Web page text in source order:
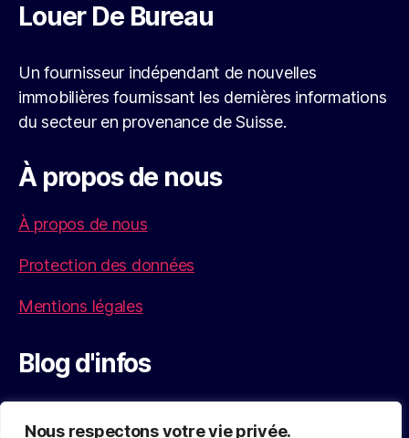
Nous respectons votre vie privée.
Louer De Bureau
Un fournisseur indépendant de nouvelles
immobilières fournissant les dernières informations
du secteur en provenance de Suisse.
À propos de nous
À propos de nous
Protection des données
Mentions légales
Blog d'infos